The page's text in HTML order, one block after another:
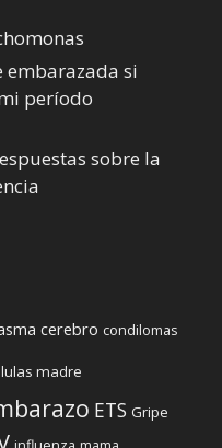
embarazada si
perí­odo
sobre la
cerebro condilomas
madre
ETS Gripe